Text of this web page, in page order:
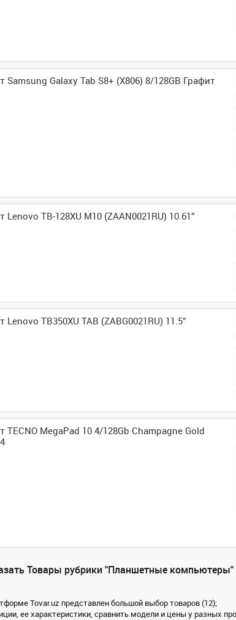
Samsung Galaxy Tab S8+ (X806) 8/128GB Графит
Lenovo TB-128XU M10 (ZAAN0021RU) 10.61”
Lenovo TB350XU TAB (ZABG0021RU) 11.5”
TECNO MegaPad 10 4/128Gb Champagne Gold
Товары рубрики "Планшетные компьютеры"
Tovar.uz представлен большой выбор товаров (12);
ее характеристики, сравнить модели и цены у разных